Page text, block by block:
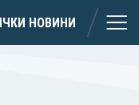
НОВИНИ